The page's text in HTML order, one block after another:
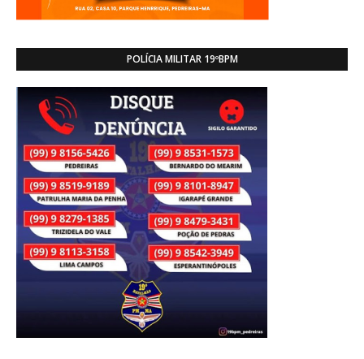
POLÍCIA MILITAR 19ºBPM